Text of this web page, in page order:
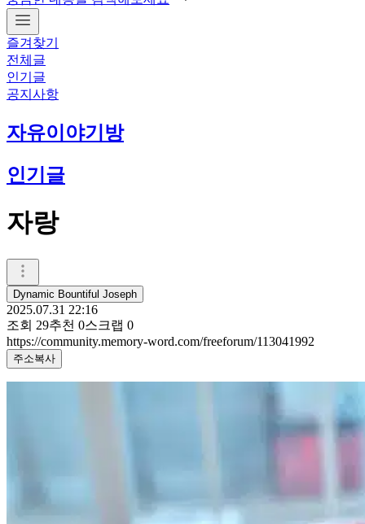
즐겨찾기
전체글
인기글
공지사항
자유이야기방
인기글
자랑
Dynamic Bountiful Joseph
2025.07.31 22:16
조회 29추천 0스크랩 0
https://community.memory-word.com/freeforum/113041992
주소복사